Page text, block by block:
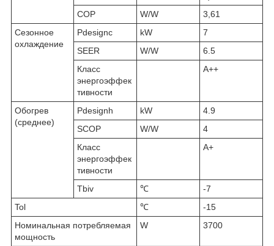
COP
W/W
3,61
Сезонное
охлаждение
Pdesignc kW
7
SEER
W/W
6.5
Класс
энергоэффек
тивности
A++
Обогрев
(среднее)
Pdesignh kW
4.9
SCOP
W/W
4
Класс
энергоэффек
тивности
A+
Tbiv ℃
-7
Tol
℃
-15
Номинальная потребляемая
мощность
W 3700